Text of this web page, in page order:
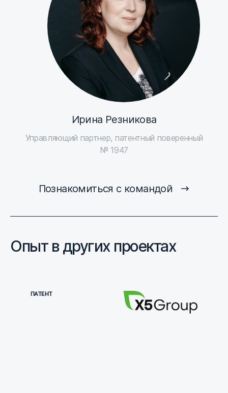
Ирина Резникова
Управляющий партнер, патентный поверенный
№ 1947
Познакомиться с командой
Опыт в других проектах
ПАТЕНТ